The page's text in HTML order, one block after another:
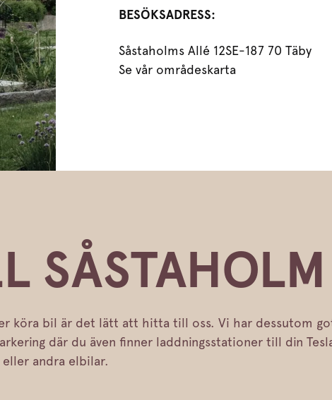
BESÖKSADRESS:
Såstaholms Allé 12SE-187 70 Täby
Se vår områdeskarta
SÅSTAHOLM
köra bil är det lätt att hitta till oss. Vi har dessutom
där du även finner laddningsstationer till din
eller andra elbilar.